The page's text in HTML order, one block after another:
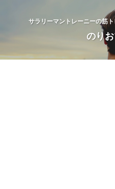
サラリーマントレーニーの筋
のり